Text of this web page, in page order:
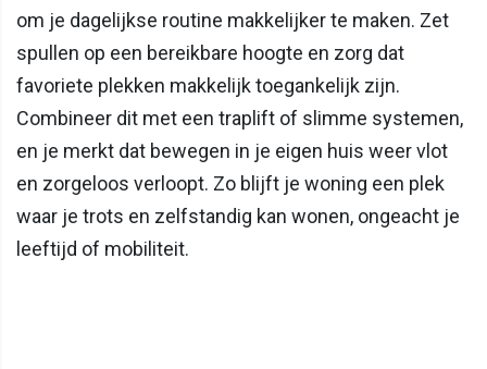
om je dagelijkse routine makkelijker te maken. Zet
spullen op een bereikbare hoogte en zorg dat
favoriete plekken makkelijk toegankelijk zijn.
Combineer dit met een traplift of slimme systemen,
en je merkt dat bewegen in je eigen huis weer vlot
en zorgeloos verloopt. Zo blijft je woning een plek
waar je trots en zelfstandig kan wonen, ongeacht je
leeftijd of mobiliteit.